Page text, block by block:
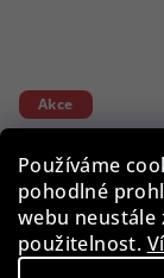
Používáme
pohodlné
webu neustále
použitelnost.
Akce